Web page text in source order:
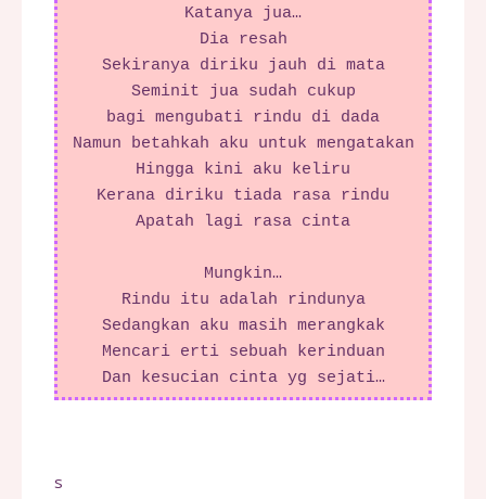
Katanya jua…
Dia resah
Sekiranya diriku jauh di mata
Seminit jua sudah cukup
bagi mengubati rindu di dada
Namun betahkah aku untuk mengatakan
Hingga kini aku keliru
Kerana diriku tiada rasa rindu
Apatah lagi rasa cinta
Mungkin…
Rindu itu adalah rindunya
Sedangkan aku masih merangkak
Mencari erti sebuah kerinduan
Dan kesucian cinta yg sejati…
s